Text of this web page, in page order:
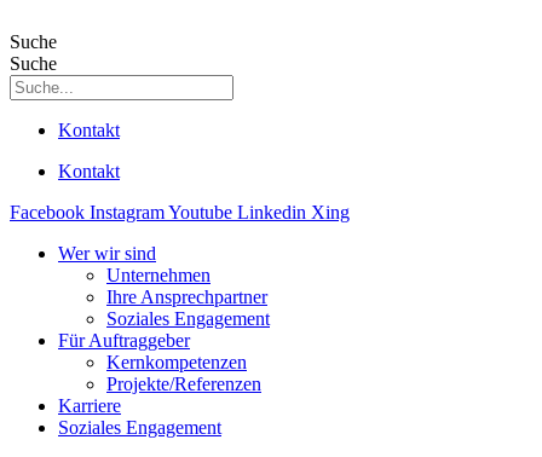
Suche
Suche
Kontakt
Kontakt
Facebook InstagramYoutube Linkedin Xing
Wer wir sind
Unternehmen
Ihre Ansprechpartner
Soziales Engagement
Für Auftraggeber
Kernkompetenzen
Projekte/Referenzen
Karriere
Soziales Engagement